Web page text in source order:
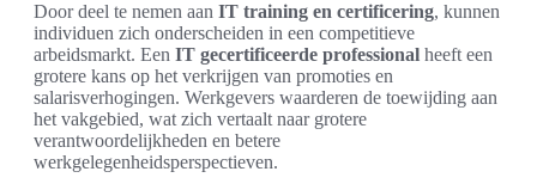
Door deel te nemen aan IT training en certificering, kunnen
individuen zich onderscheiden in een competitieve
arbeidsmarkt. Een IT gecertificeerde professional heeft een
grotere kans op het verkrijgen van promoties en
salarisverhogingen. Werkgevers waarderen de toewijding aan
het vakgebied, wat zich vertaalt naar grotere
verantwoordelijkheden en betere
werkgelegenheidsperspectieven.